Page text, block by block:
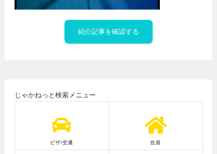
紹介記事を確認する
じゃかねっと検索メニュー
ビザ/交通 住居